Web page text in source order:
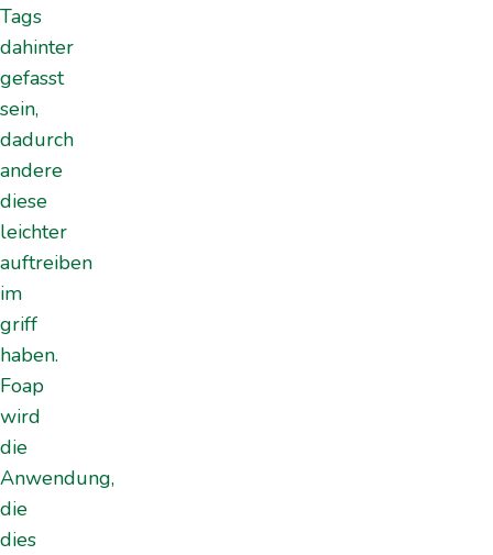
Tags
dahinter
gefasst
sein,
dadurch
andere
diese
leichter
auftreiben
im
griff
haben.
Foap
wird
die
Anwendung,
die
dies